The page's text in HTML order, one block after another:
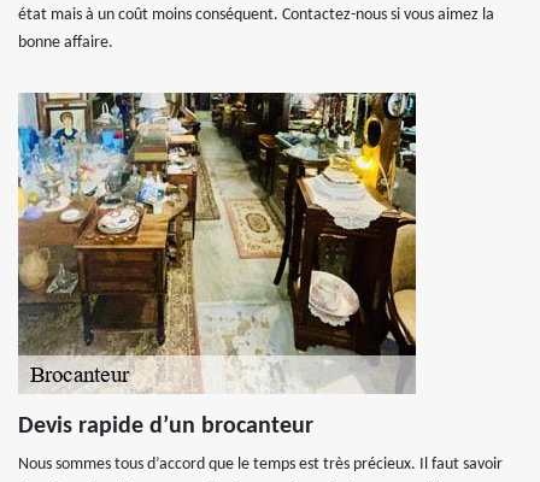
état mais à un coût moins conséquent. Contactez-nous si vous aimez la
bonne affaire.
Devis rapide d’un brocanteur
Nous sommes tous d’accord que le temps est très précieux. Il faut savoir